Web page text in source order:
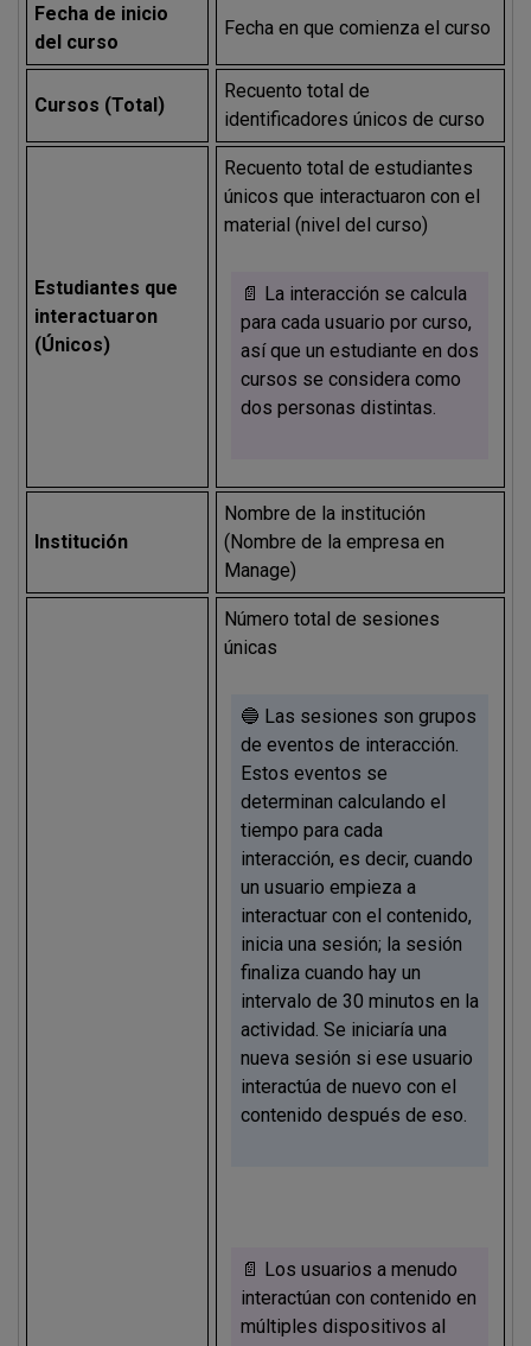
Fecha de inicio
del curso
Fecha en que comienza el curso
Cursos (Total)
Recuento total de
identificadores únicos de curso
Estudiantes que
interactuaron
(Únicos)
Recuento total de estudiantes
únicos que interactuaron con el
material (nivel del curso)
📄 La interacción se calcula
para cada usuario por curso,
así que un estudiante en dos
cursos se considera como
dos personas distintas.
Institución
Nombre de la institución
(Nombre de la empresa en
Manage)
Número total de sesiones
únicas
🔵 Las sesiones son grupos
de eventos de interacción.
Estos eventos se
determinan calculando el
tiempo para cada
interacción, es decir, cuando
un usuario empieza a
interactuar con el contenido,
inicia una sesión; la sesión
finaliza cuando hay un
intervalo de 30 minutos en la
actividad. Se iniciaría una
nueva sesión si ese usuario
interactúa de nuevo con el
contenido después de eso.
📄 Los usuarios a menudo
interactúan con contenido en
múltiples dispositivos al